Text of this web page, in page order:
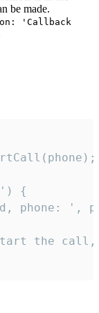
be made.
'Callback
{
phone: ',
the